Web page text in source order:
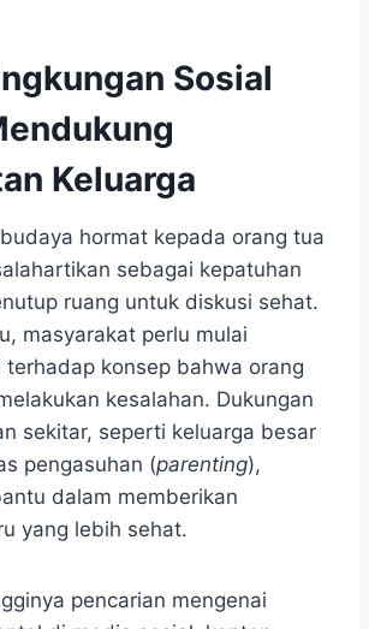
Sosial
Keluarga
hormat kepada orang tua
sebagai kepatuhan
ruang untuk diskusi sehat.
masyarakat perlu mulai
terhadap konsep bahwa orang
kesalahan. Dukungan
sekitar, seperti keluarga besar
pengasuhan (parenting),
dalam memberikan
yang lebih sehat.
pencarian mengenai